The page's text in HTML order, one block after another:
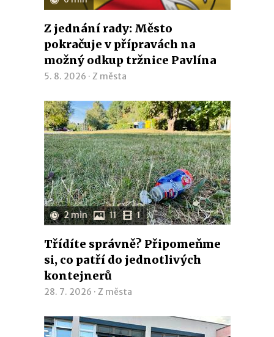
Z jednání rady: Město
pokračuje v přípravách na
možný odkup tržnice Pavlína
5. 8. 2026 · Z města
2 min 11 1
Třídíte správně? Připomeňme
si, co patří do jednotlivých
kontejnerů
28. 7. 2026 · Z města